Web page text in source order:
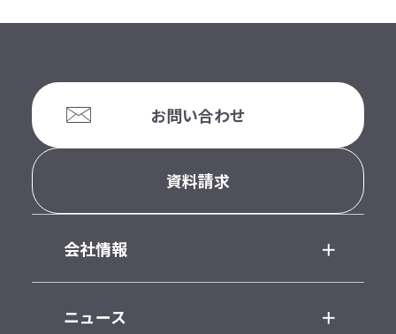
お問い合わせ
資料請求
会社情報
ニュース